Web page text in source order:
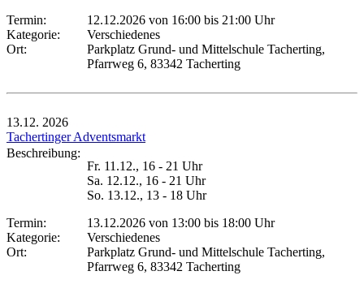
Termin:
12.12.2026 von 16:00 bis 21:00 Uhr
Kategorie:
Verschiedenes
Ort:
Parkplatz Grund- und Mittelschule Tacherting,
Pfarrweg 6, 83342 Tacherting
13.12. 2026
Tachertinger Adventsmarkt
Beschreibung:
Fr. 11.12., 16 - 21 Uhr
Sa. 12.12., 16 - 21 Uhr
So. 13.12., 13 - 18 Uhr
Termin:
13.12.2026 von 13:00 bis 18:00 Uhr
Kategorie:
Verschiedenes
Ort:
Parkplatz Grund- und Mittelschule Tacherting,
Pfarrweg 6, 83342 Tacherting